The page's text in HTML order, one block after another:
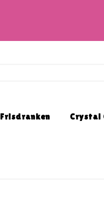
Frisdranken Crystal